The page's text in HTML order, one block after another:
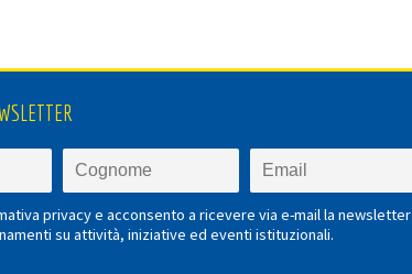
privacy e acconsento a ricevere via e-mail la newsletter
su attività, iniziative ed eventi istituzionali.